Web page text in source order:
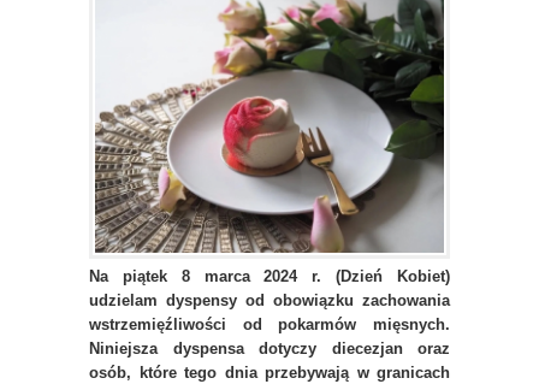
Na piątek 8 marca 2024 r. (Dzień Kobiet)
udzielam dyspensy od obowiązku zachowania
wstrzemięźliwości od pokarmów mięsnych.
Niniejsza dyspensa dotyczy diecezjan oraz
osób, które tego dnia przebywają w granicach